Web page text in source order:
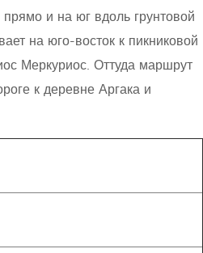
и на юг вдоль грунтовой
на юго-восток к пикниковой
Меркуриос. Оттуда маршрут
к деревне Аргака и